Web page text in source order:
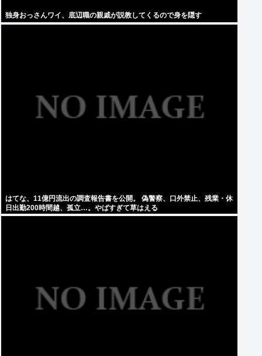
独身おっさんワイ、底辺職の親戚が説教してくるので身を隠す
はてな、11億円流出の調査報告書を公開。 偽警察、口外禁止、残業・休
日出勤200時間越、孤立…。やばすぎて草はえる